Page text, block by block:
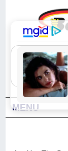
"Sesungguhnya
Wahai orang-
ucapkanlah
MENU